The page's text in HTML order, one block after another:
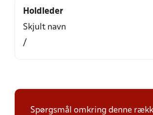
Holdleder
Skjult navn
/
Spørgsmål omkring denne